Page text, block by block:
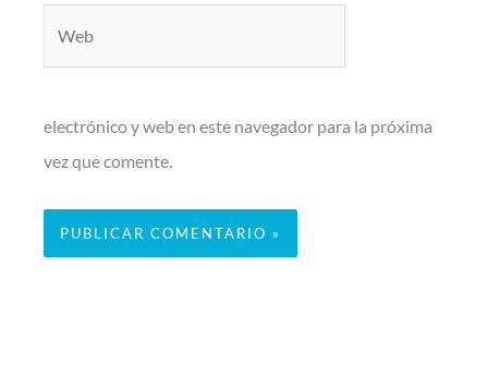
electrónico y web en este navegador para la próxima
vez que comente.